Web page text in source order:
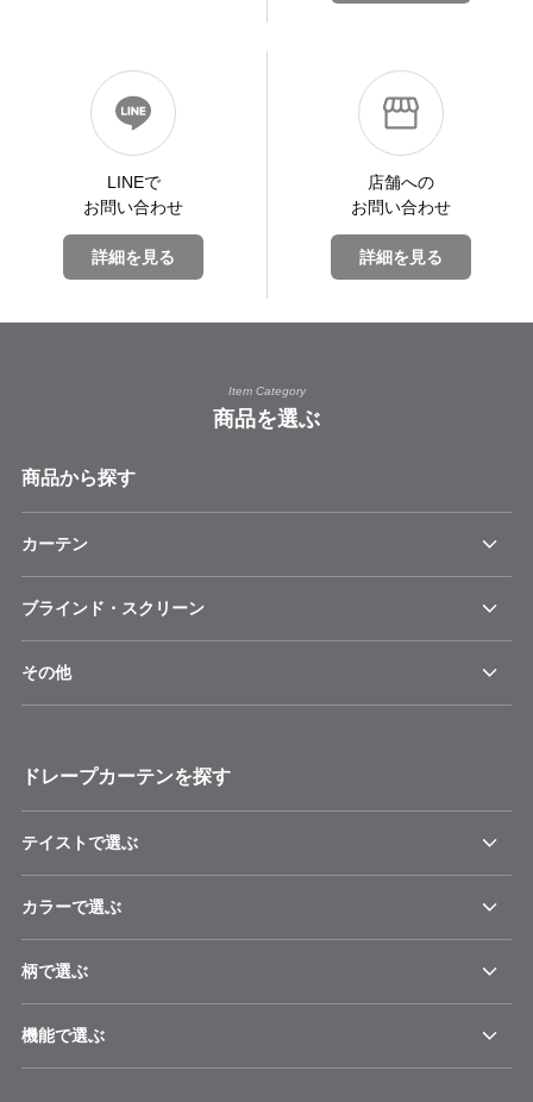
LINEで
お問い合わせ
詳細を見る
店舗への
お問い合わせ
詳細を見る
Item Category
商品を選ぶ
商品から探す
カーテン
ブラインド・スクリーン
その他
ドレープカーテンを探す
テイストで選ぶ
カラーで選ぶ
柄で選ぶ
機能で選ぶ